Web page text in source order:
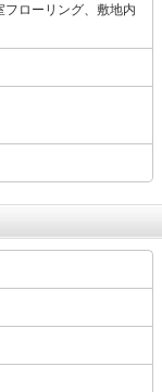
ローリング、敷地内